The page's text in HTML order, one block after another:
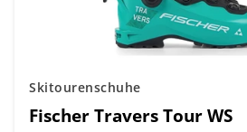
Skitourenschuhe
Fischer Travers Tour WS